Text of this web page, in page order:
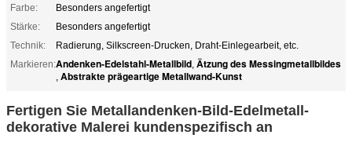
Farbe:
Besonders angefertigt
Stärke:
Besonders angefertigt
Technik:
Radierung, Silkscreen-Drucken, Draht-Einlegearbeit, etc.
Markieren:Andenken-Edelstahl-Metallbild, Ätzung des Messingmetallbildes
, Abstrakte prägeartige Metallwand-Kunst
Fertigen Sie Metallandenken-Bild-Edelmetall-
dekorative Malerei kundenspezifisch an